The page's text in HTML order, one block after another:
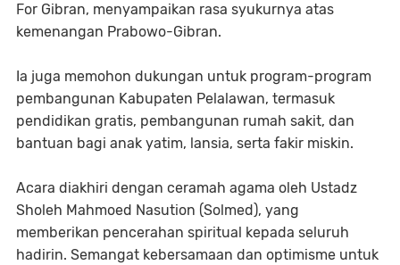
For Gibran, menyampaikan rasa syukurnya atas
kemenangan Prabowo-Gibran.
Ia juga memohon dukungan untuk program-program
pembangunan Kabupaten Pelalawan, termasuk
pendidikan gratis, pembangunan rumah sakit, dan
bantuan bagi anak yatim, lansia, serta fakir miskin.
Acara diakhiri dengan ceramah agama oleh Ustadz
Sholeh Mahmoed Nasution (Solmed), yang
memberikan pencerahan spiritual kepada seluruh
hadirin. Semangat kebersamaan dan optimisme untuk